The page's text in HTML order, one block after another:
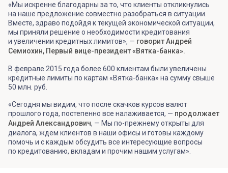
«Мы искренне благодарны за то, что клиенты откликнулись
на наше предложение совместно разобраться в ситуации.
Вместе, здраво подойдя к текущей экономической ситуации,
мы приняли решение о необходимости кредитования
и увеличении кредитных лимитов», — говорит Андрей
Семиохин, Первый вице-президент «Вятка-банка».
В феврале 2015 года более 600 клиентам были увеличены
кредитные лимиты по картам «Вятка-банка» на сумму свыше
50 млн. руб.
«Сегодня мы видим, что после скачков курсов валют
прошлого года, постепенно все налаживается, — продолжает
Андрей Александрович, — Мы по-прежнему открыты для
диалога, ждем клиентов в наши офисы и готовы каждому
помочь и с каждым обсудить все интересующие вопросы
по кредитованию, вкладам и прочим нашим услугам».